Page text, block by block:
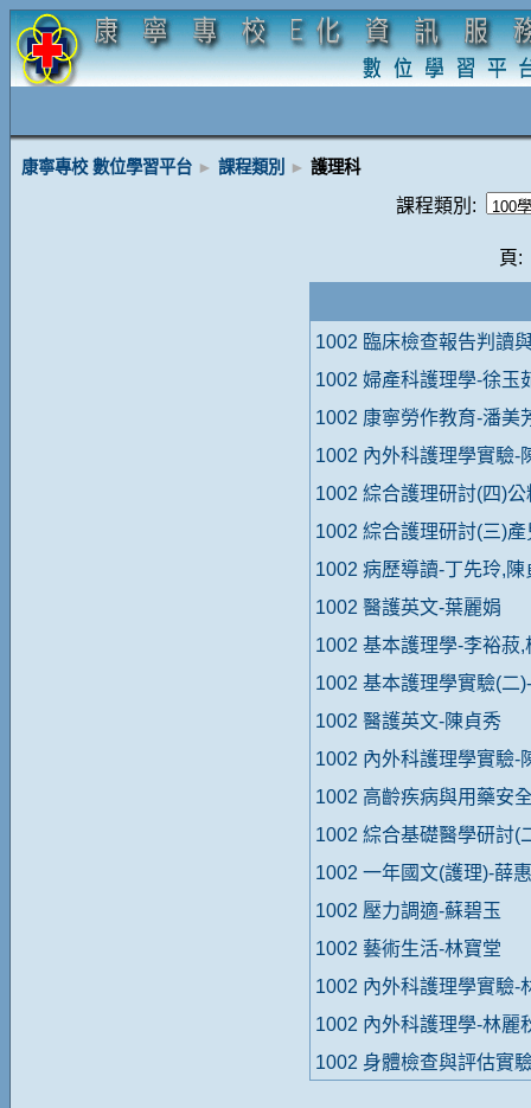
康寧專校 數位學習平台 ► 課程類別 ► 護理科
課程類別:
頁
1002 臨床檢查報告判讀
1002 婦產科護理學-徐玉
1002 康寧勞作教育-潘美
1002 內外科護理學實驗-
1002 綜合護理研討(四)
1002 綜合護理研討(三)
1002 病歷導讀-丁先玲,陳
1002 醫護英文-葉麗娟
1002 基本護理學-李裕菽,
1002 基本護理學實驗(二
1002 醫護英文-陳貞秀
1002 內外科護理學實驗-
1002 高齡疾病與用藥安
1002 綜合基礎醫學研討(
1002 一年國文(護理)-薛
1002 壓力調適-蘇碧玉
1002 藝術生活-林寶堂
1002 內外科護理學實驗-
1002 內外科護理學-林麗
1002 身體檢查與評估實